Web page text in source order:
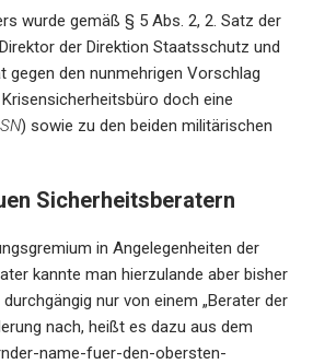
wurde gemäß § 5 Abs. 2, 2. Satz der
der Direktion Staatsschutz und
gegen den nunmehrigen Vorschlag
doch eine
) sowie zu den beiden militärischen
Sicherheitsberatern
in Angelegenheiten der
kannte man hierzulande aber bisher
nur von einem „Berater der
nach, heißt es dazu aus dem
name-fuer-den-obersten-